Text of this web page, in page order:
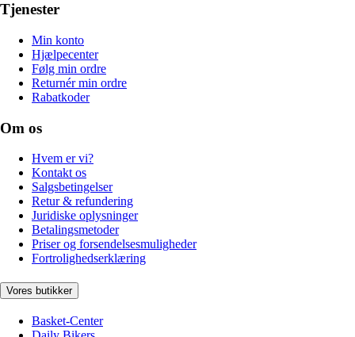
Tjenester
Min konto
Hjælpecenter
Følg min ordre
Returnér min ordre
Rabatkoder
Om os
Hvem er vi?
Kontakt os
Salgsbetingelser
Retur & refundering
Juridiske oplysninger
Betalingsmetoder
Priser og forsendelsesmuligheder
Fortrolighedserklæring
Vores butikker
Basket-Center